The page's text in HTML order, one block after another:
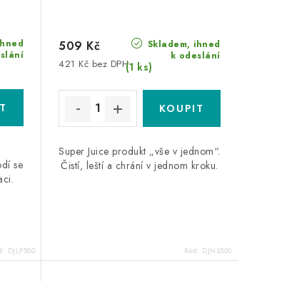
se
DJLP500
Skladem, ihned
k odeslání
(1 ks)
421 Kč bez DPH
509 Kč
Super Juice produkt „vše v jednom“.
Čistí, leští a chrání v jednom kroku.
Kód: DJNS500